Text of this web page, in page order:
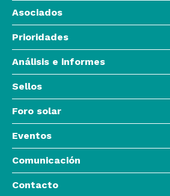
Asociados
Prioridades
Análisis e informes
Sellos
Foro solar
Eventos
Comunicación
Contacto